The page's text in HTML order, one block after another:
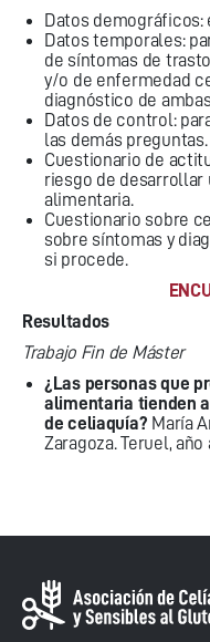
Datos demográficos:
Datos temporales:
de síntomas de
y/o de enfermedad
diagnóstico de
Datos de control:
las demás preguntas.
Cuestionario de
riesgo de
alimentaria.
Cuestionario sobre
sobre síntomas y
si procede.
Resultados
Trabajo Fin de Máster
¿Las personas que
alimentaria tienden
de celiaquía? María
Zaragoza. Teruel, año